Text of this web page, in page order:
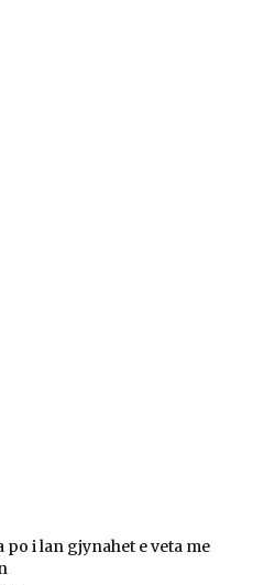
po i lan gjynahet e veta me